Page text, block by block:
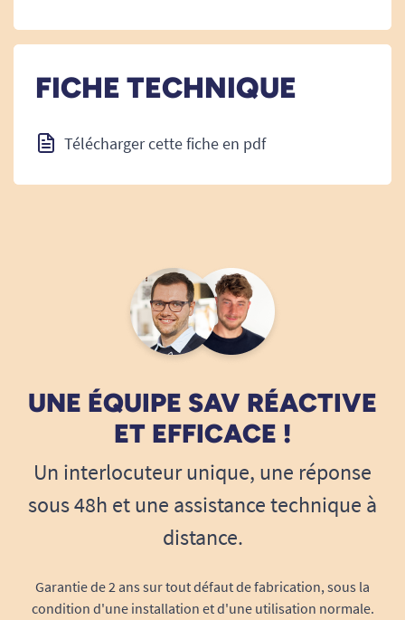
FICHE TECHNIQUE
Télécharger cette fiche en pdf
UNE ÉQUIPE SAV RÉACTIVE
ET EFFICACE !
Un interlocuteur unique, une réponse
sous 48h et une assistance technique à
distance.
Garantie de 2 ans sur tout défaut de fabrication, sous la
condition d'une installation et d'une utilisation normale.